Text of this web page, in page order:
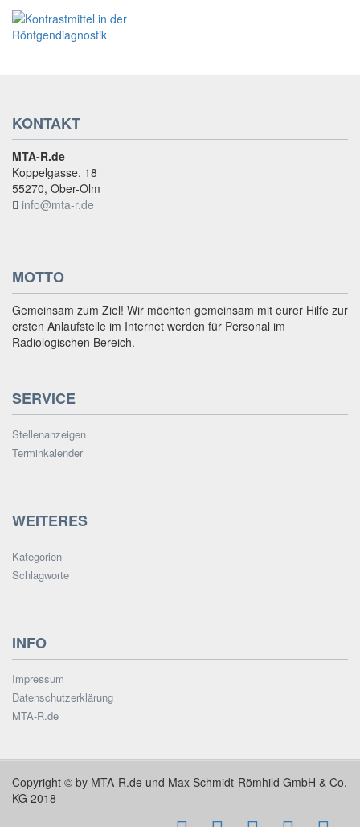
KONTAKT
MTA-R.de
Koppelgasse. 18
55270, Ober-Olm
info@mta-r.de
MOTTO
Gemeinsam zum Ziel! Wir möchten gemeinsam mit eurer Hilfe zur
ersten Anlaufstelle im Internet werden für Personal im
Radiologischen Bereich.
SERVICE
Stellenanzeigen
Terminkalender
WEITERES
Kategorien
Schlagworte
INFO
Impressum
Datenschutzerklärung
MTA-R.de
Copyright © by MTA-R.de und Max Schmidt-Römhild GmbH & Co.
KG 2018